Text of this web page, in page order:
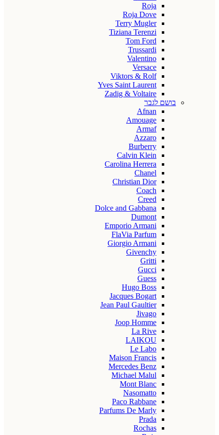
Roja
Roja Dove
Terry Mugler
Tiziana Terenzi
Tom Ford
Trussardi
Valentino
Versace
Viktors & Rolf
Yves Saint Laurent
Zadig & Voltaire
בושם לגבר
Afnan
Amouage
Armaf
Azzaro
Burberry
Calvin Klein
Carolina Herrera
Chanel
Christian Dior
Coach
Creed
Dolce and Gabbana
Dumont
Emporio Armani
FlaVia Parfum
Giorgio Armani
Givenchy
Gritti
Gucci
Guess
Hugo Boss
Jacques Bogart
Jean Paul Gaultier
Jivago
Joop Homme
La Rive
LAIKOU
Le Labo
Maison Francis
Mercedes Benz
Michael Malul
Mont Blanc
Nasomatto
Paco Rabbane
Parfums De Marly
Prada
Rochas